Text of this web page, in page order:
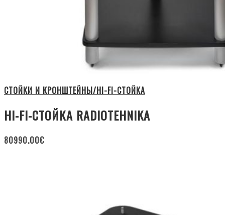
СТОЙКИ И КРОНШТЕЙНЫ/HI-FI-СТОЙКА
HI-FI-СТОЙКА RADIOTEHNIKA
80990.00€